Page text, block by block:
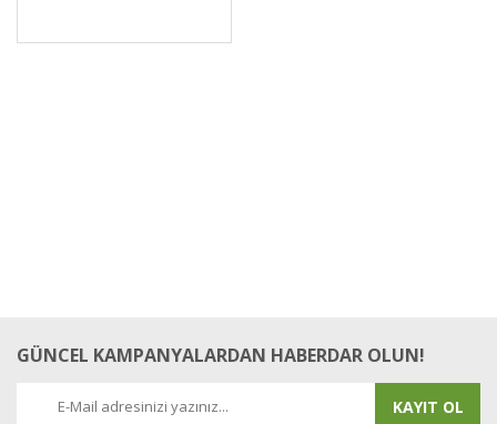
GÜNCEL KAMPANYALARDAN HABERDAR OLUN!
KAYIT OL